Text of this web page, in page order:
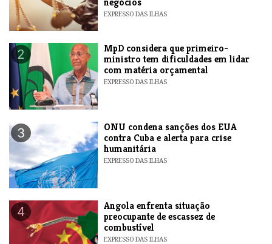
EXPRESSO DAS ILHAS
2
MpD considera que primeiro-
ministro tem dificuldades em lidar
com matéria orçamental
EXPRESSO DAS ILHAS
3
ONU condena sanções dos EUA
contra Cuba e alerta para crise
humanitária
EXPRESSO DAS ILHAS
4
Angola enfrenta situação
preocupante de escassez de
combustível
EXPRESSO DAS ILHAS